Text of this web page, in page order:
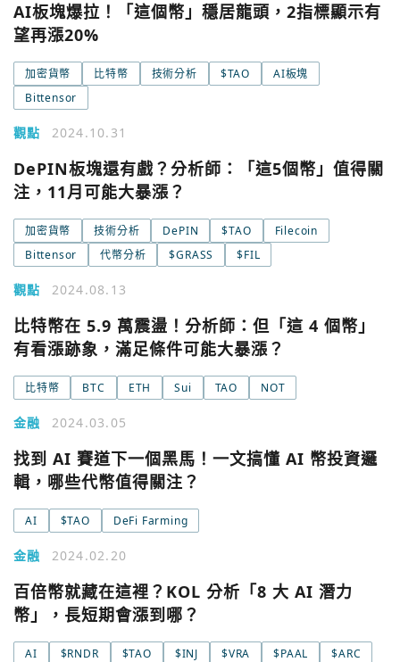
AI板塊爆拉！「這個幣」穩居龍頭，2指標顯示有
望再漲20%
加密貨幣 比特幣 技術分析 $TAO
AI板塊
Bittensor
觀點 2024.10.31
DePIN板塊還有戲？分析師：「這5個幣」值得關
注，11月可能大暴漲？
加密貨幣 技術分析 DePIN $TAO
Filecoin
Bittensor
代幣分析 $GRASS $FIL
觀點 2024.08.13
比特幣在 5.9 萬震盪！分析師：但「這 4 個幣」
有看漲跡象，滿足條件可能大暴漲？
比特幣 BTC ETH Sui TAO NOT
金融 2024.03.05
找到 AI 賽道下一個黑馬！一文搞懂 AI 幣投資邏
輯，哪些代幣值得關注？
AI $TAO DeFi Farming
金融 2024.02.20
百倍幣就藏在這裡？KOL 分析「8 大 AI 潛力
幣」，長短期會漲到哪？
AI $RNDR $TAO $INJ $VRA $PAAL
$ARC
今日熱門
使用以下帳號繼續
Apple
繼續表示您已同意 服務條款與隱私政策
您已閒置5分鐘，請點擊關閉按鈕或空白處，即可回到加密
城市
今日熱門
關閉